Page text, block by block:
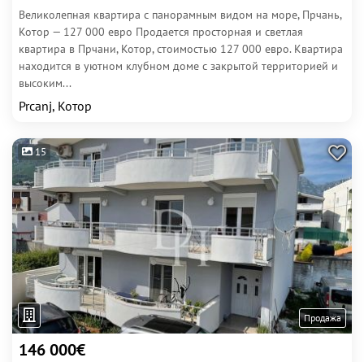
Великолепная квартира с панорамным видом на море, Прчань,
Котор — 127 000 евро Продается просторная и светлая
квартира в Прчани, Котор, стоимостью 127 000 евро. Квартира
находится в уютном клубном доме с закрытой территорией и
высоким...
Prcanj, Котор
15
Продажа
146 000€